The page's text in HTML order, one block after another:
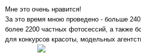
Мне это очень нравится!
За это время мною проведено - больше
более 2200 частных фотосессий, а также
для конкурсов красоты, модельных